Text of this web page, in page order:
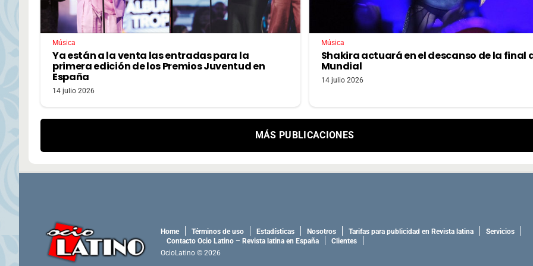
Música
Ya están a la venta las entradas para la
primera edición de los Premios Juventud en
España
14 julio 2026
Música
Shakira actuará en el descanso de la final
Mundial
14 julio 2026
MÁS PUBLICACIONES
Home Términos de uso Estadísticas Nosotros Tarifas para publicidad en Revista latina
Servicios
Contacto Ocio Latino – Revista latina en España
Clientes
OcioLatino © 2026